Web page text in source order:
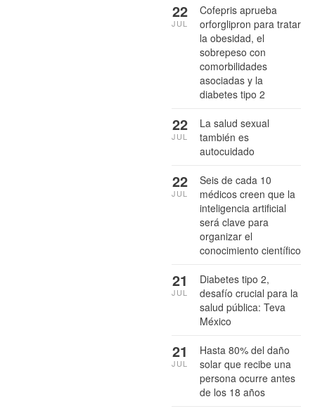
Cofepris aprueba
orforglipron para tratar
la obesidad, el
sobrepeso con
comorbilidades
asociadas y la
diabetes tipo 2
22
JUL
La salud sexual
también es
autocuidado
22
JUL
Seis de cada 10
médicos creen que la
inteligencia artificial
será clave para
organizar el
conocimiento científico
22
JUL
Diabetes tipo 2,
desafío crucial para la
salud pública: Teva
México
21
JUL
Hasta 80% del daño
solar que recibe una
persona ocurre antes
de los 18 años
21
JUL